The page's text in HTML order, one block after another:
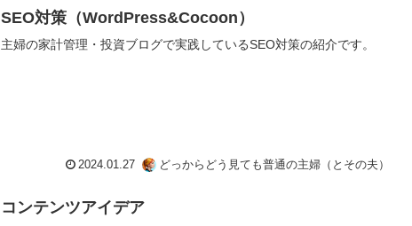
SEO対策（WordPress&Cocoon）
主婦の家計管理・投資ブログで実践しているSEO対策の紹介です。
2024.01.27 どっからどう見ても普通の主婦（とその夫）
コンテンツアイデア